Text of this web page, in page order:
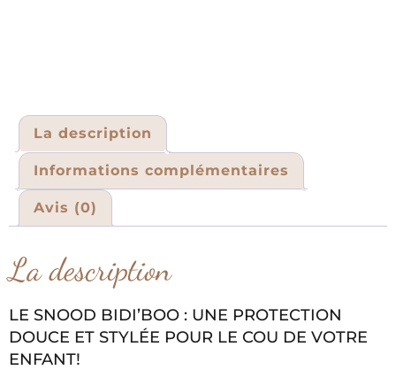
La description
Informations complémentaires
Avis (0)
La description
LE SNOOD BIDI’BOO : UNE PROTECTION
DOUCE ET STYLÉE POUR LE COU DE VOTRE
ENFANT!